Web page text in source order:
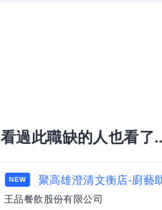
看過此職缺的人也看了
NEW 聚高雄澄清文衡店-廚藝
王品餐飲股份有限公司